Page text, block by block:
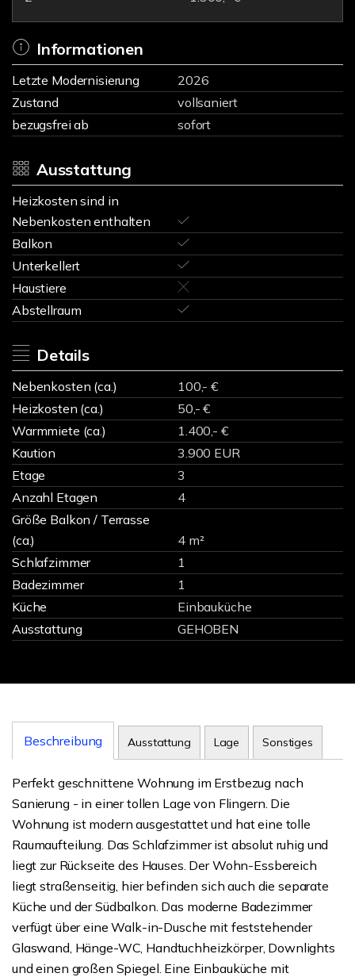
Informationen
Letzte Modernisierung
2026
Zustand
vollsaniert
bezugsfrei ab
sofort
Ausstattung
Heizkosten sind in
Nebenkosten enthalten
Balkon
Unterkellert
Haustiere
Abstellraum
Details
Nebenkosten (ca.)
100,- €
Heizkosten (ca.)
50,- €
Warmmiete (ca.)
1.400,- €
Kaution
3.900 EUR
Etage
3
Anzahl Etagen
4
Größe Balkon / Terrasse
(ca.)
4 m²
Schlafzimmer
1
Badezimmer
1
Küche
Einbauküche
Ausstattung
GEHOBEN
Beschreibung Ausstattung Lage Sonstiges
Perfekt geschnittene Wohnung im Erstbezug nach
Sanierung - in einer tollen Lage von Flingern. Die
Wohnung ist modern ausgestattet und hat eine tolle
Raumaufteilung. Das Schlafzimmer ist absolut ruhig und
liegt zur Rückseite des Hauses. Der Wohn-Essbereich
liegt straßenseitig, hier befinden sich auch die separate
Küche und der Südbalkon. Das moderne Badezimmer
verfügt über eine Walk-in-Dusche mit feststehender
Glaswand, Hänge-WC, Handtuchheizkörper, Downlights
und einen großen Spiegel. Eine Einbauküche mit